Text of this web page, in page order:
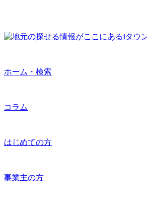
ホーム・検索
コラム
はじめての方
事業主の方